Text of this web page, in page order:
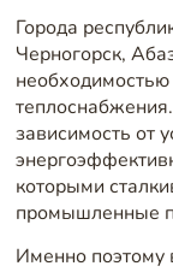
Города
Черногорск,
зависимость от
которыми
промышленные
Именно